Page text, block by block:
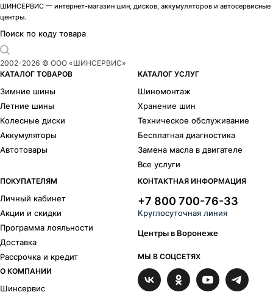
ШИНСЕРВИС — интернет-магазин шин, дисков, аккумуляторов и автосервисные
центры.
Поиск по коду товара
2002-2026 © ООО «ШИНСЕРВИС»
КАТАЛОГ ТОВАРОВ
Зимние шины
Летние шины
Колесные диски
Аккумуляторы
Автотовары
КАТАЛОГ УСЛУГ
Шиномонтаж
Хранение шин
Техническое обслуживание
Бесплатная диагностика
Замена масла в двигателе
Все услуги
ПОКУПАТЕЛЯМ
Личный кабинет
Акции и скидки
Программа лояльности
Доставка
Рассрочка и кредит
О КОМПАНИИ
Шинсервис
КОНТАКТНАЯ ИНФОРМАЦИЯ
+7 800 700-76-33
Круглосуточная линия
Центры в Воронеже
МЫ В СОЦСЕТЯХ